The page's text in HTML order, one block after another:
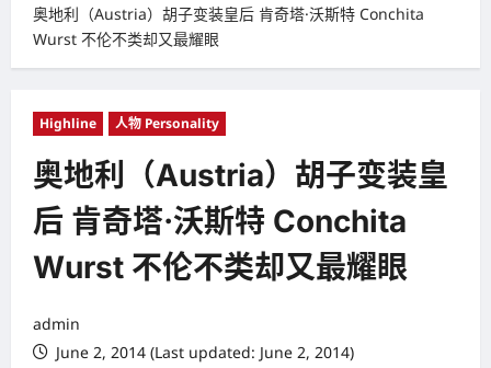
奥地利（Austria）胡子变装皇后 肯奇塔·沃斯特 Conchita
Wurst 不伦不类却又最耀眼
Highline 人物 Personality
奥地利（Austria）胡子变装皇
后 肯奇塔·沃斯特 Conchita
Wurst 不伦不类却又最耀眼
admin
June 2, 2014 (Last updated: June 2, 2014)